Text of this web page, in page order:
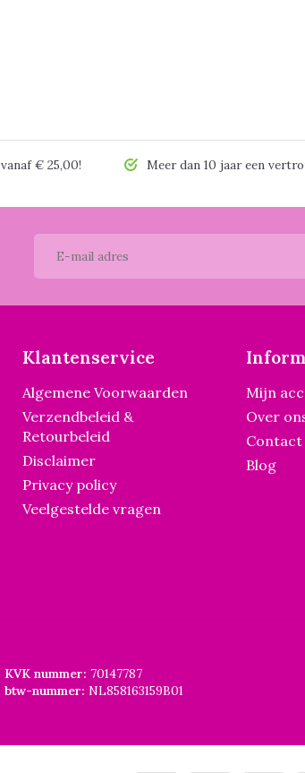
€ 25,00! Meer dan 10 jaar een
Klantenservice
Algemene Voorwaarden
Verzendbeleid &
Retourbeleid
Disclaimer
Privacy policy
Veelgestelde vragen
Mijn
Over
Contact
Blog
KVK nummer: 70147787
btw-nummer: NL858163159B01